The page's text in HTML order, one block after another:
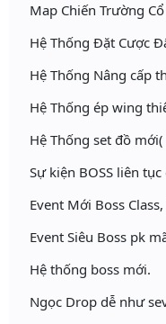
Map Chiến Trường
Hệ Thống Đặt Cược
Hệ Thống Nâng cấp
Hệ Thống ép wing
Hệ Thống set đồ
Sự kiện BOSS liên
Event Mới Boss
Event Siêu Boss pk
Hệ thống boss mới.
Ngọc Drop dễ như